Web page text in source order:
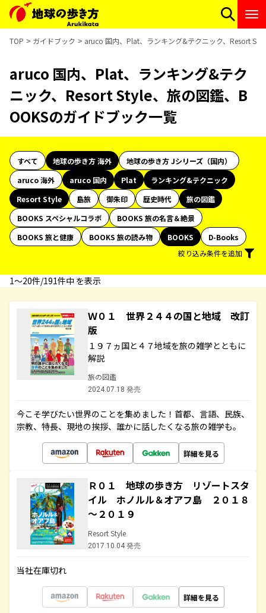
TOP ガイドブック aruco 国内、Plat、ランキング&テクニック、Resort
aruco 国内、Plat、ランキング&テク
ニック、Resort Style、旅の図鑑、B
OOKSのガイドブック一覧
すべて 地球の歩き方 海外
地球の歩き方 Jシリーズ（国内）
aruco 海外
aruco 国内 Plat
ランキング&テクニック
Resort Style
島旅 御朱印 歴史時代
旅の図鑑
BOOKS スペシャルコラボ
BOOKS 旅の名言＆絶景
BOOKS 旅と健康
BOOKS 旅の読み物 BOOKS
D-Books
絞り込み条件を追加
1〜20件/191件中 を表示
Ｗ０１ 世界２４４の国と地域 改訂
版
１９７ヵ国と４７地域を旅の雑学とともに
解説
旅の図鑑
2024.07.18 発売
今こそ学びたい世界のことを集めました！首都、言語、民族、
宗教、特長、現地の挨拶、誰かに話したくなる旅の雑学も。
詳細を見る
Ｒ０１ 地球の歩き方 リゾートスタ
イル ホノルル＆オアフ島 ２０１８
～２０１９
Resort Style
2017.10.04 発売
当社在庫切れ
詳細を見る